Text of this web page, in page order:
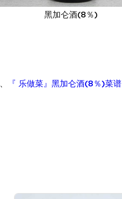
黑加仑酒(8％)
、 『 乐做菜』黑加仑酒(8％)菜谱